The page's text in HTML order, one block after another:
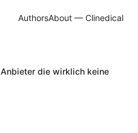
AuthorsAbout — Clinedical
die wirklich keine